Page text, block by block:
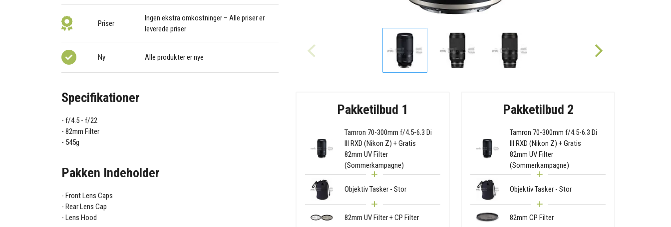
Priser
Ingen ekstra omkostninger – Alle priser er
leverede priser
Ny Alle produkter er nye
Pakketilbud 1
Tamron 70-300mm f/4.5-6.3 Di
III RXD (Nikon Z) + Gratis
82mm UV Filter
(Sommerkampagne)
Objektiv Tasker - Stor
82mm UV Filter + CP Filter
Pakketilbud 2
Tamron 70-300mm f/4.5-6.3 Di
III RXD (Nikon Z) + Gratis
82mm UV Filter
(Sommerkampagne)
Objektiv Tasker - Stor
82mm CP Filter
Specifikationer
f/4.5 - f/22
82mm Filter
545g
Pakken Indeholder
Front Lens Caps
Rear Lens Cap
Lens Hood